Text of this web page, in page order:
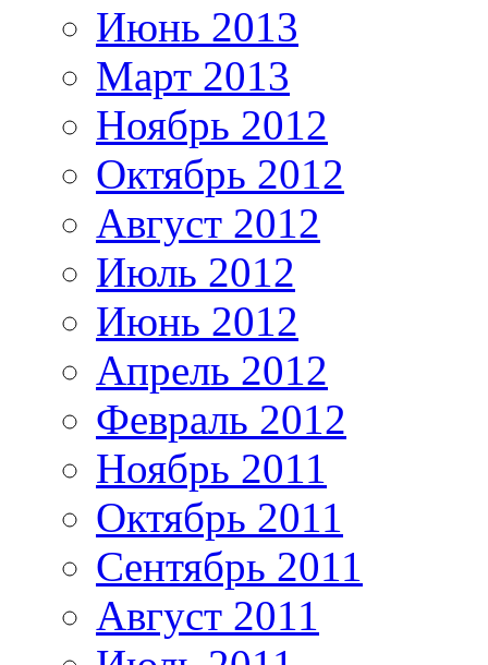
Июнь 2013
Март 2013
Ноябрь 2012
Октябрь 2012
Август 2012
Июль 2012
Июнь 2012
Апрель 2012
Февраль 2012
Ноябрь 2011
Октябрь 2011
Сентябрь 2011
Август 2011